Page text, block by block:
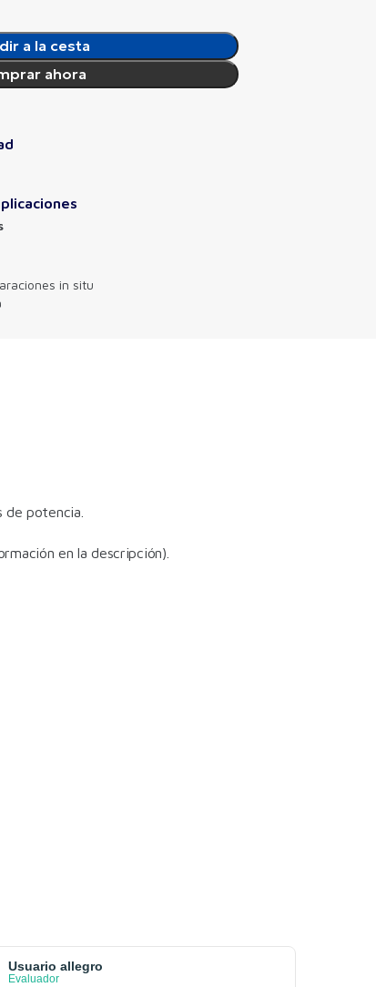
a la cesta
ahora
in situ
potencia.
en la descripción).
Usuario allegro
Evaluador